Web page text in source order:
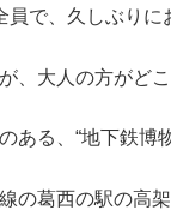
員で、久しぶりに
、大人の方がど
ある、“地下鉄博
の葛西の駅の高架